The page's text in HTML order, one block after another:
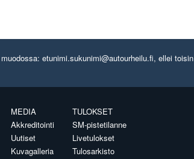
etunimi.sukunimi@autourheilu.fi, ellei toisin
MEDIA
Akkreditointi
Uutiset
Kuvagalleria
TULOKSET
SM-pistetilanne
Livetulokset
Tulosarkisto